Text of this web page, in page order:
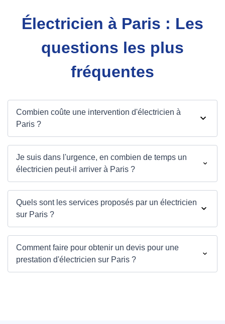
Électricien à Paris : Les
questions les plus
fréquentes
Combien coûte une intervention d'électricien à
Paris ?
Je suis dans l'urgence, en combien de temps un
électricien peut-il arriver à Paris ?
Quels sont les services proposés par un électricien
sur Paris ?
Comment faire pour obtenir un devis pour une
prestation d'électricien sur Paris ?